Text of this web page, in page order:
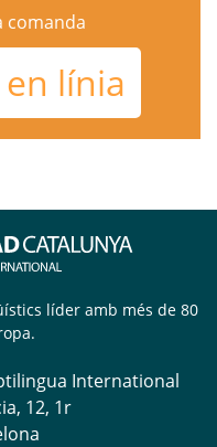
comanda
línia
líder amb més de 80
International
12, 1r